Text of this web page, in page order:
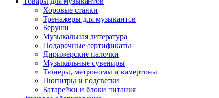
Хоровые станки
Тренажеры для музыкантов
Беруши
Музыкальная литература
Подарочные сертификаты
Дирижерские палочки
Музыкальные сувениры
Тюнеры, метрономы и камертоны
Пюпитры и подсветки
Батарейки и блоки питания